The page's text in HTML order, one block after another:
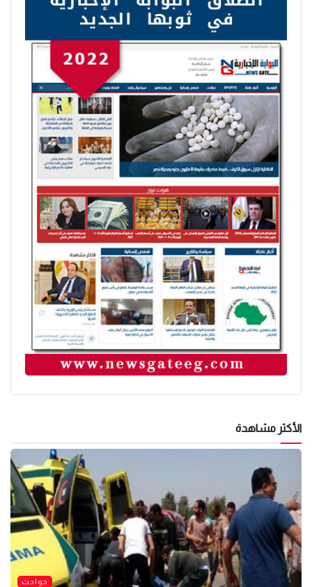
الأكثر مشاهدة
حوادث